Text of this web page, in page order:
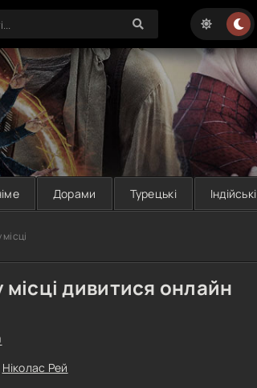
Дорами Турецькі Індійські
дивитися онлайн
Ніколас Рей